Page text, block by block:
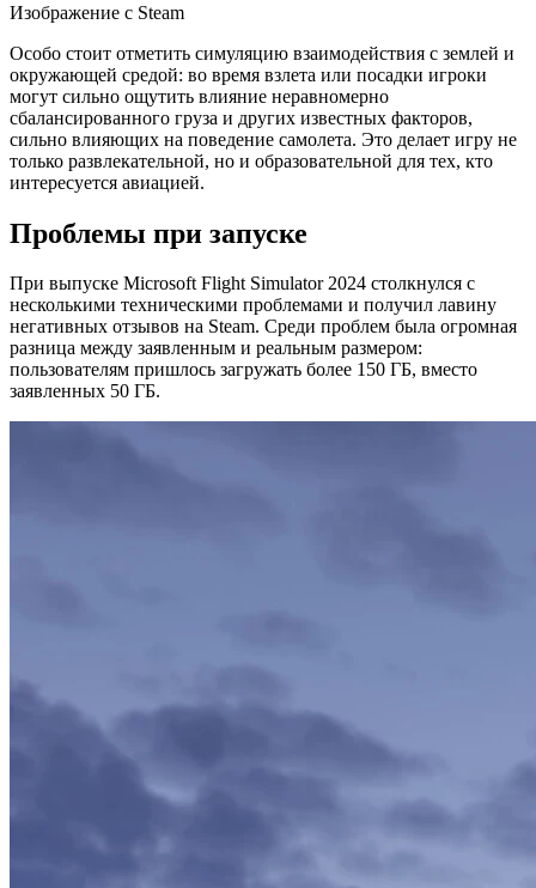
Изображение с Steam
Особо стоит отметить симуляцию взаимодействия с землей и
окружающей средой: во время взлета или посадки игроки
могут сильно ощутить влияние неравномерно
сбалансированного груза и других известных факторов,
сильно влияющих на поведение самолета. Это делает игру не
только развлекательной, но и образовательной для тех, кто
интересуется авиацией.
Проблемы при запуске
При выпуске Microsoft Flight Simulator 2024 столкнулся с
несколькими техническими проблемами и получил лавину
негативных отзывов на Steam. Среди проблем была огромная
разница между заявленным и реальным размером:
пользователям пришлось загружать более 150 ГБ, вместо
заявленных 50 ГБ.